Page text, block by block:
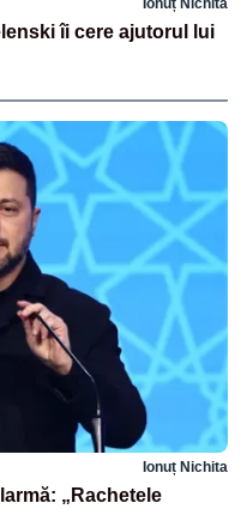
Ionuț Nichita
îi cere ajutorul lui
Ionuț Nichita
„Rachetele